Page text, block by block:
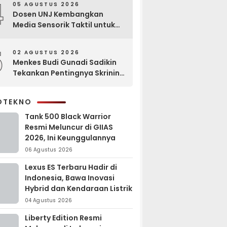
05 AGUSTUS 2026
Dosen UNJ Kembangkan
Media Sensorik Taktil untuk
02 AGUSTUS 2026
Menkes Budi Gunadi Sadikin
Tekankan Pentingnya Skrining
Tank 500 Black Warrior
Resmi Meluncur di GIIAS
2026, Ini Keunggulannya
06 Agustus 2026
Lexus ES Terbaru Hadir di
Indonesia, Bawa Inovasi
Hybrid dan Kendaraan Listrik
04 Agustus 2026
Liberty Edition Resmi